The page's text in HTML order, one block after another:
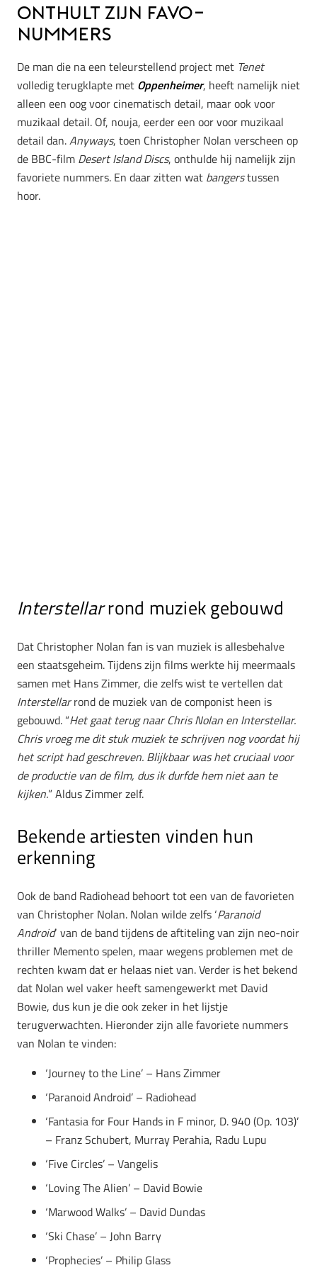
onthult zijn favo-
nummers
De man die na een teleurstellend project met Tenet
volledig terugklapte met Oppenheimer, heeft namelijk niet
alleen een oog voor cinematisch detail, maar ook voor
muzikaal detail. Of, nouja, eerder een oor voor muzikaal
detail dan.Anyways, toen Christopher Nolan verscheen op
de BBC-film Desert Island Discs, onthulde hij namelijk zijn
favoriete nummers. En daar zitten wat bangerstussen
hoor.
Interstellarrond muziek gebouwd
Dat Christopher Nolan fan is van muziek is allesbehalve
een staatsgeheim. Tijdens zijn films werkte hij meermaals
samen met Hans Zimmer, die zelfs wist te vertellen dat
Interstellarrond de muziek van de componist heen is
gebouwd. “Het gaat terug naar Chris Nolan en Interstellar.
Chris vroeg me dit stuk muziek te schrijven nog voordat hij
het script had geschreven. Blijkbaar was het cruciaal voor
de productie van de film, dus ik durfde hem niet aan te
kijken.” Aldus Zimmer zelf.
Bekende artiesten vinden hun
erkenning
Ook de band Radiohead behoort tot een van de favorieten
van Christopher Nolan. Nolan wilde zelfs ‘Paranoid
Android‘ van de band tijdens de aftiteling van zijn neo-noir
thriller Memento spelen, maar wegens problemen met de
rechten kwam dat er helaas niet van. Verder is het bekend
dat Nolan wel vaker heeft samengewerkt met David
Bowie, dus kun je die ook zeker in het lijstje
terugverwachten. Hieronder zijn alle favoriete nummers
van Nolan te vinden:
‘Journey to the Line’ – Hans Zimmer
‘Paranoid Android’ – Radiohead
‘Fantasia for Four Hands in F minor, D. 940 (Op. 103)’
– Franz Schubert, Murray Perahia, Radu Lupu
‘Five Circles’ – Vangelis
‘Loving The Alien’ – David Bowie
‘Marwood Walks’ – David Dundas
‘Ski Chase’ – John Barry
‘Prophecies’ – Philip Glass